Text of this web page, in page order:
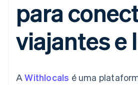
Formas de
pagamento
de 125
Terminal
Pagamentos
Authorization
Automação
contábil
Stripe Sigma
Relatórios
de dados
Marketplaces
Gestão dos
Plataformas
SaaS
Por setor
Gerenciar
Ofereça cobrança
uso
Emita cartões
respaldados por
stablecoins
Plano de ação do
produto
Conferência anual
sessões
Carreiras
para
viajantes e
AWithlocals é uma